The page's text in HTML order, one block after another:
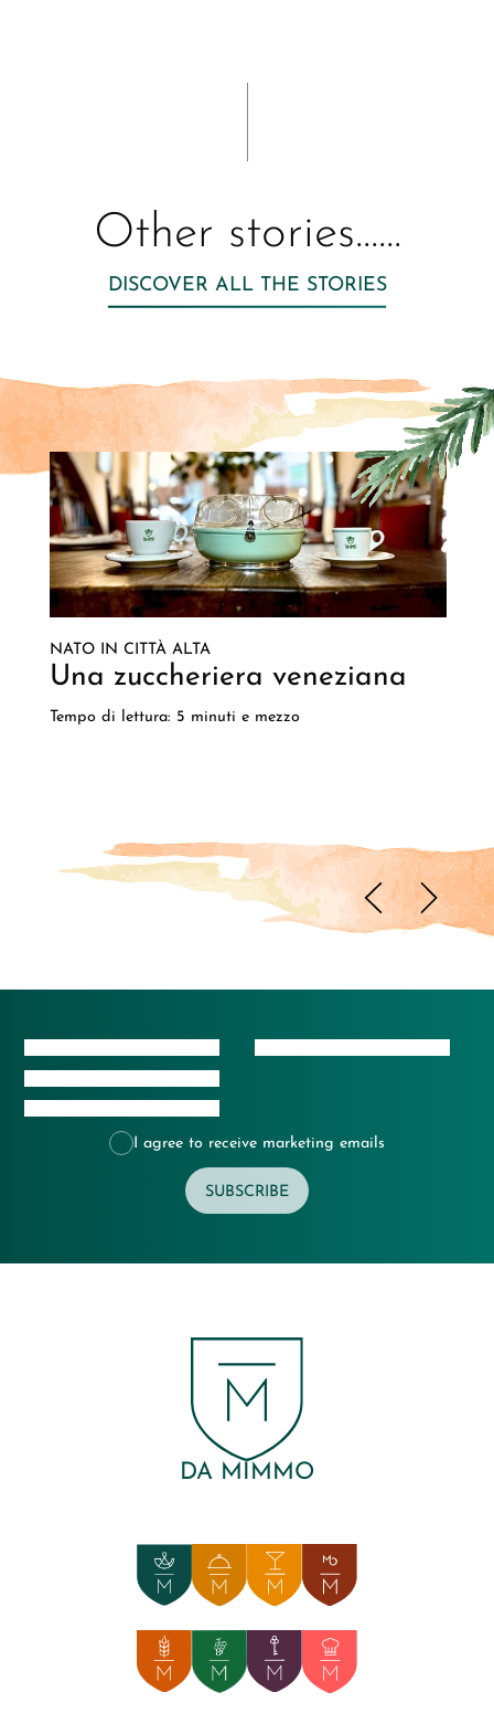
Other stories......
DISCOVER ALL THE STORIES
NATO IN CITTÀ ALTA
Una zuccheriera veneziana
Tempo di lettura: 5 minuti e mezzo
I agree to receive marketing emails
SUBSCRIBE
DA MIMMO